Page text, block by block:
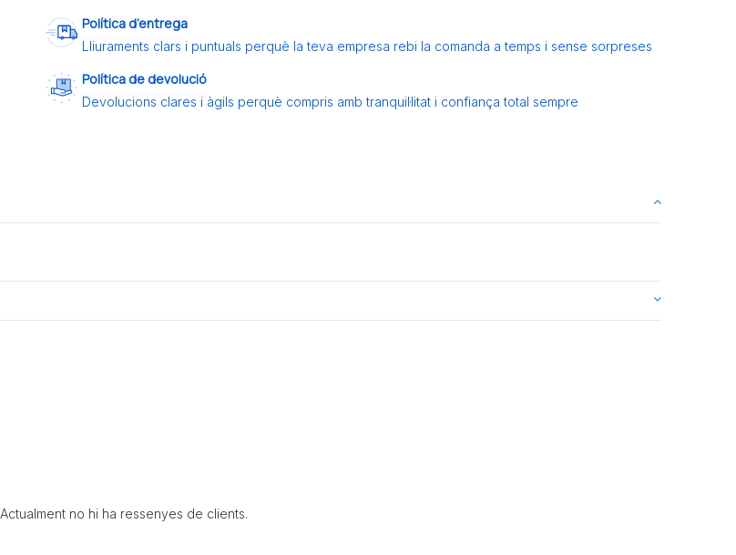
Política d’entrega
Lliuraments clars i puntuals perquè la teva empresa rebi la comanda a temps i sense sorpreses
Política de devolució
Devolucions clares i àgils perquè compris amb tranquil·litat i confiança total sempre
Actualment no hi ha ressenyes de clients.